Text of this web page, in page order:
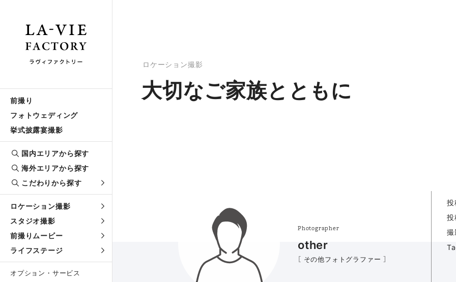
前撮り
フォトウェディング
挙式披露宴撮影
国内エリアから探す
海外エリアから探す
こだわりから探す
ロケーション撮影
スタジオ撮影
前撮りムービー
ライフステージ
オプション・サービス
ロケーション撮影
大切なご家族とともに
Photographer
other
［ その他フォトグラファー ］
投
投
撮